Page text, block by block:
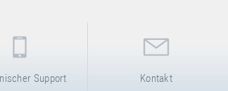
Support Kontakt